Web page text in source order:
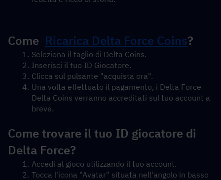
Come Ricarica Delta Force Coins?
Seleziona il taglio di Delta Coins.
Inserisci il tuo ID Giocatore.
Clicca sul pulsante "acquista ora".
Una volta effettuato il pagamento, i Delta Force
Delta Coins verranno accreditati sul tuo account a
breve.
Come trovare il tuo ID giocatore di
Delta Force?
Accedi al gioco utilizzando il tuo account.
Tocca l'icona "Avatar" situata nell'angolo in basso